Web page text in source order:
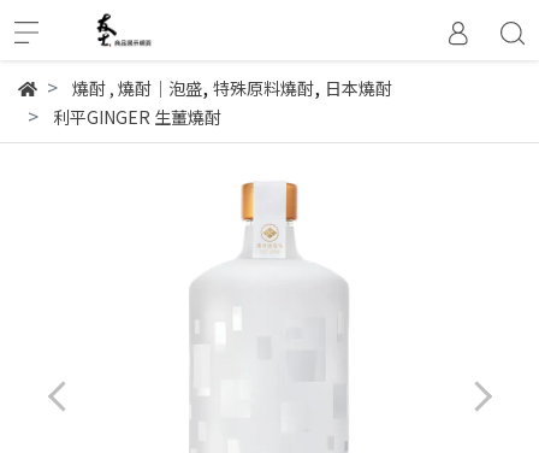
燒酎, 燒酎│泡盛, 特殊原料燒酎, 日本燒酎
利平GINGER 生薑燒酎